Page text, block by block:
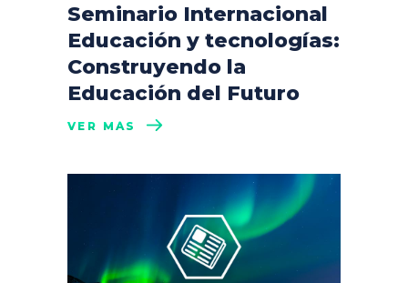
Seminario Internacional
Educación y tecnologías:
Construyendo la
Educación del Futuro
VER MÁS